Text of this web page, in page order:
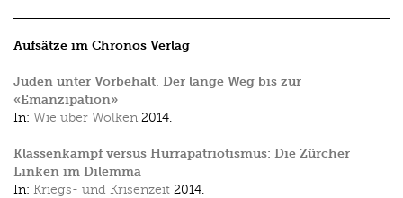
Aufsätze im Chronos Verlag
Juden unter Vorbehalt. Der lange Weg bis zur
«Emanzipation»
In: Wie über Wolken 2014.
Klassenkampf versus Hurrapatriotismus: Die Zürcher
Linken im Dilemma
In: Kriegs- und Krisenzeit 2014.